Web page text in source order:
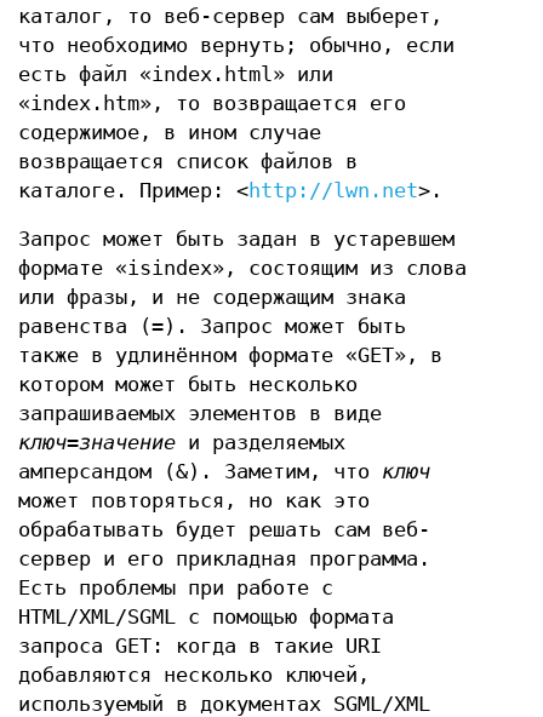
каталог, то веб-сервер сам выберет,
что необходимо вернуть; обычно, если
есть файл «index.html» или
«index.htm», то возвращается его
содержимое, в ином случае
возвращается список файлов в
каталоге. Пример: <http://lwn.net>.
Запрос может быть задан в устаревшем
формате «isindex», состоящим из слова
или фразы, и не содержащим знака
равенства (=). Запрос может быть
также в удлинённом формате «GET», в
котором может быть несколько
запрашиваемых элементов в виде
ключ=значение и разделяемых
амперсандом (&). Заметим, что ключ
может повторяться, но как это
обрабатывать будет решать сам веб-
сервер и его прикладная программа.
Есть проблемы при работе с
HTML/XML/SGML с помощью формата
запроса GET: когда в такие URI
добавляются несколько ключей,
используемый в документах SGML/XML